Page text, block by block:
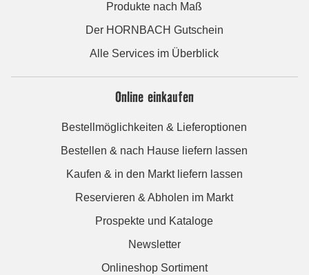
Produkte nach Maß
Der HORNBACH Gutschein
Alle Services im Überblick
Online einkaufen
Bestellmöglichkeiten & Lieferoptionen
Bestellen & nach Hause liefern lassen
Kaufen & in den Markt liefern lassen
Reservieren & Abholen im Markt
Prospekte und Kataloge
Newsletter
Onlineshop Sortiment